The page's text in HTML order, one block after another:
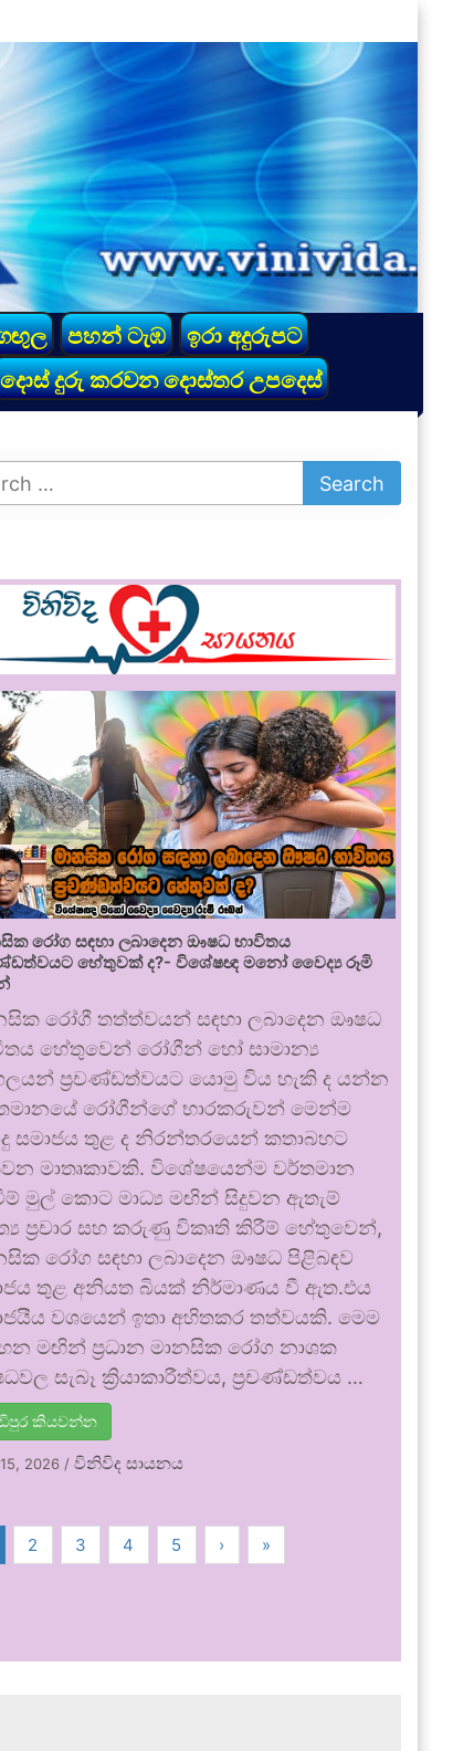
පහන් ටැඹ
ඉරා අදුරුපට
දොස් දුරු කරවන දොස්තර උපදෙස්
රෝග සඳහා ලබාදෙන ඖෂධ භාවිතය
හේතුවක් ද?- විශේෂඥ මනෝ වෛද්‍ය රූමි
රෝගී තත්ත්වයන් සඳහා ලබාදෙන ඖෂධ
හේතුවෙන් රෝගීන් හෝ සාමාන්‍ය
ප්‍රචණ්ඩත්වයට යොමු විය හැකි ද යන්න
රෝගීන්ගේ භාරකරුවන් මෙන්ම
සමාජය තුළ ද නිරන්තරයෙන් කතාබහට
මාතෘකාවකි. විශේෂයෙන්ම වර්තමාන
මුල් කොට මාධ්‍ය මඟින් සිදුවන ඇතැම්
ප්‍රචාර සහ කරුණු විකෘති කිරීම් හේතුවෙන්,
රෝග සඳහා ලබාදෙන ඖෂධ පිළිබඳව
තුළ අනියත බියක් නිර්මාණය වී ඇත.එය
වශයෙන් ඉතා අහිතකර තත්වයකි. මෙම
මඟින් ප්‍රධාන මානසික රෝග නාශක
සැබෑ ක්‍රියාකාරීත්වය, ප්‍රචණ්ඩත්වය …
කියවන්න
2026 /විනිවිද සායනය
2 3 4 5 › »